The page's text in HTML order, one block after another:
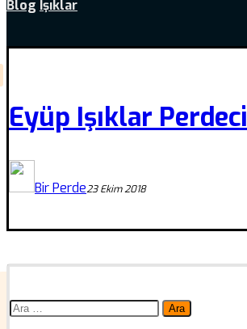
Blog Işıklar
Eyüp Işıklar Perdeci
Bir Perde23 Ekim 2018
Arama: